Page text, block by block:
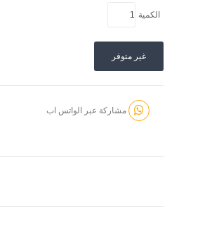
الكمية
غير متوفر
مشاركة عبر الواتس اب